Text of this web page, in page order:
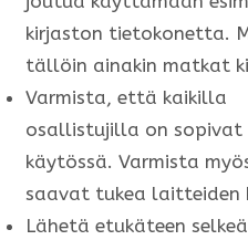
kirjaston tietokonetta.
tällöin ainakin matkat
Varmista, että kaikilla
osallistujilla on
käytössä. Varmista
saavat tukea laitteiden
Lähetä etukäteen